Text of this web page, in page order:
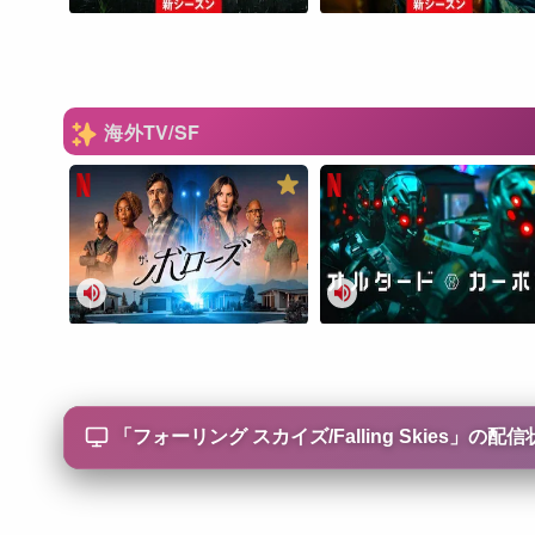
海外TV/SF
「 フォーリング スカイズ/Falling Skies」の配信